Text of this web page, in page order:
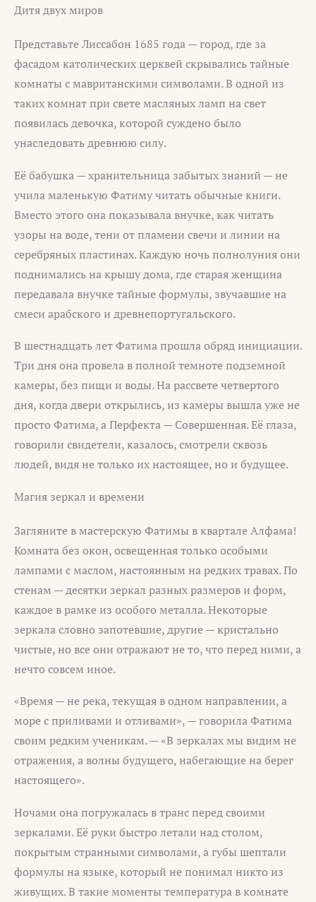
Дитя двух миров
Представьте Лиссабон 1685 года — город, где за
фасадом католических церквей скрывались тайные
комнаты с мавританскими символами. В одной из
таких комнат при свете масляных ламп на свет
появилась девочка, которой суждено было
унаследовать древнюю силу.
Её бабушка — хранительница забытых знаний — не
учила маленькую Фатиму читать обычные книги.
Вместо этого она показывала внучке, как читать
узоры на воде, тени от пламени свечи и линии на
серебряных пластинах. Каждую ночь полнолуния они
поднимались на крышу дома, где старая женщина
передавала внучке тайные формулы, звучавшие на
смеси арабского и древнепортугальского.
В шестнадцать лет Фатима прошла обряд инициации.
Три дня она провела в полной темноте подземной
камеры, без пищи и воды. На рассвете четвертого
дня, когда двери открылись, из камеры вышла уже не
просто Фатима, а Перфекта — Совершенная. Её глаза,
говорили свидетели, казалось, смотрели сквозь
людей, видя не только их настоящее, но и будущее.
Магия зеркал и времени
Загляните в мастерскую Фатимы в квартале Алфама!
Комната без окон, освещенная только особыми
лампами с маслом, настоянным на редких травах. По
стенам — десятки зеркал разных размеров и форм,
каждое в рамке из особого металла. Некоторые
зеркала словно запотевшие, другие — кристально
чистые, но все они отражают не то, что перед ними, а
нечто совсем иное.
«Время — не река, текущая в одном направлении, а
море с приливами и отливами», — говорила Фатима
своим редким ученикам. — «В зеркалах мы видим не
отражения, а волны будущего, набегающие на берег
настоящего».
Ночами она погружалась в транс перед своими
зеркалами. Её руки быстро летали над столом,
покрытым странными символами, а губы шептали
формулы на языке, который не понимал никто из
живущих. В такие моменты температура в комнате